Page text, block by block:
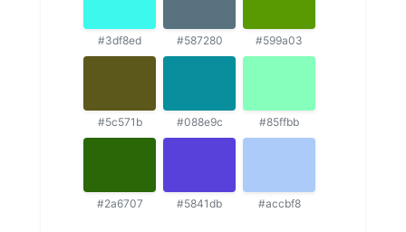
#3df8ed #587280 #599a03
#5c571b #088e9c #85ffbb
#2a6707 #5841db #accbf8